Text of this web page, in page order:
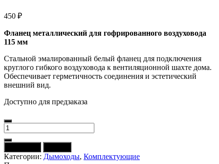
450 ₽
Фланец металлический для гофрированного воздуховода
115 мм
Стальной эмалированный белый фланец для подключения
круглого гибкого воздуховода к вентиляционной шахте дома.
Обеспечивает герметичность соединения и эстетический
внешний вид.
Доступно для предзаказа
Количество
товара
Круг
декоративный
115
Категории: Дымоходы, Комплектующие